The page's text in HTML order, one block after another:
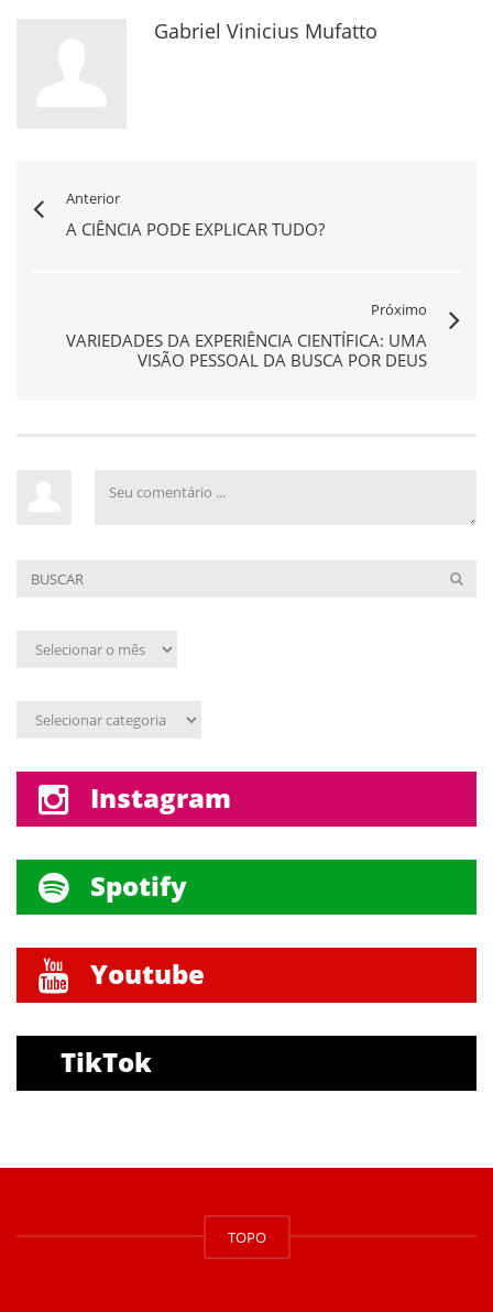
Gabriel Vinicius Mufatto
Anterior
A CIÊNCIA PODE EXPLICAR TUDO?
Próximo
VARIEDADES DA EXPERIÊNCIA CIENTÍFICA: UMA
VISÃO PESSOAL DA BUSCA POR DEUS
Arquivo
Assunto
Instagram
Spotify
Youtube
TikTok
TOPO